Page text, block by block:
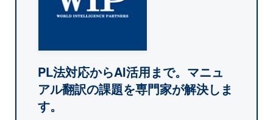
PL法対応からAI活用まで。マニュ
アル翻訳の課題を専門家が解決しま
す。